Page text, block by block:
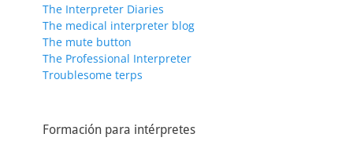
The Interpreter Diaries
The medical interpreter blog
The mute button
The Professional Interpreter
Troublesome terps
Formación para intérpretes